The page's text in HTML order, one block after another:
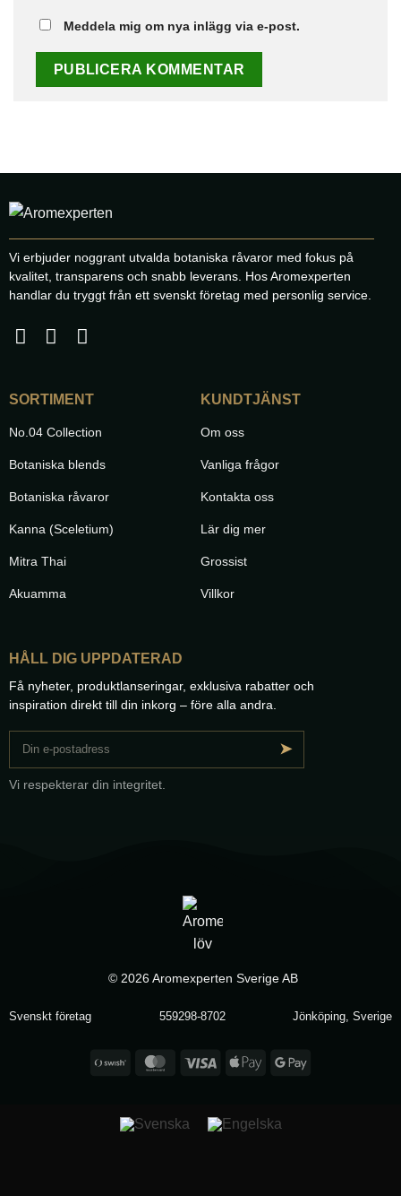
Meddela mig om nya inlägg via e-post.
Vi erbjuder noggrant utvalda botaniska råvaror med fokus på
kvalitet, transparens och snabb leverans. Hos Aromexperten
handlar du tryggt från ett svenskt företag med personlig service.
SORTIMENT
No.04 Collection
Botaniska blends
Botaniska råvaror
Kanna (Sceletium)
Mitra Thai
Akuamma
KUNDTJÄNST
Om oss
Vanliga frågor
Kontakta oss
Lär dig mer
Grossist
Villkor
HÅLL DIG UPPDATERAD
Få nyheter, produktlanseringar, exklusiva rabatter och
inspiration direkt till din inkorg – före alla andra.
➤
Vi respekterar din integritet.
© 2026 Aromexperten Sverige AB
Svenskt företag 559298-8702 Jönköping, Sverige
Swish
MasterCard
Visa
Apple
Google